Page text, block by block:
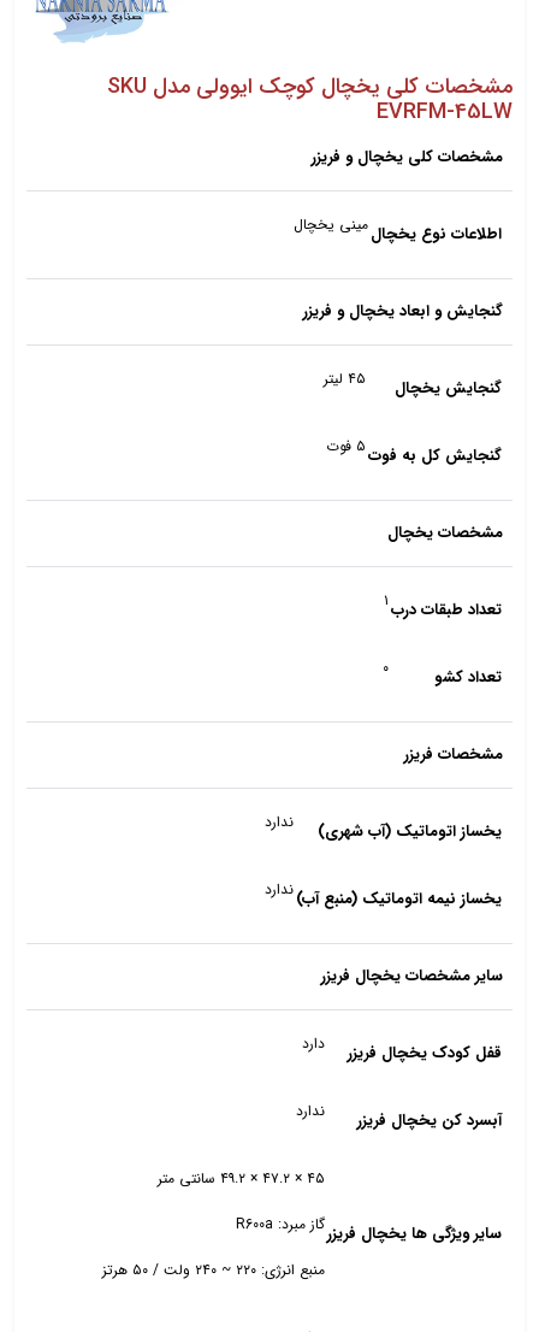
مشخصات کلی یخچال کوچک ایوولی مدل SKU
EVRFM-45LW
مشخصات کلی یخچال و فریزر
اطلاعات نوع یخچالمینی یخچال
گنجایش و ابعاد یخچال و فریزر
گنجایش یخچال ۴۵ لیتر
گنجایش کل به فوت۵ فوت
مشخصات یخچال
تعداد طبقات درب۱
تعداد کشو ۰
مشخصات فریزر
یخساز اتوماتیک (آب شهری) ندارد
یخساز نیمه اتوماتیک (منبع آب)ندارد
سایر مشخصات یخچال فریزر
قفل کودک یخچال فریزر دارد
آبسرد کن یخچال فریزر ندارد
سایر ویژگی ها یخچال فریزر
۴۵ × ۴۷.۲ × ۴۹.۲ سانتی متر
گاز مبرد: R600a
منبع انرژی: ۲۲۰ ~ ۲۴۰ ولت / ۵۰ هرتز